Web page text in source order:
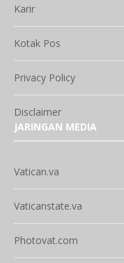
Karir
Kotak Pos
Privacy Policy
Disclaimer
JARINGAN MEDIA
Vatican.va
Vaticanstate.va
Photovat.com